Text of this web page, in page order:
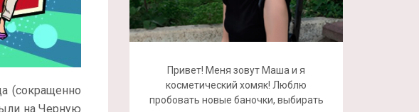
(сокращенно
на Черную
Привет! Меня зовут Маша и я
косметический хомяк! Люблю
пробовать новые баночки, выбирать